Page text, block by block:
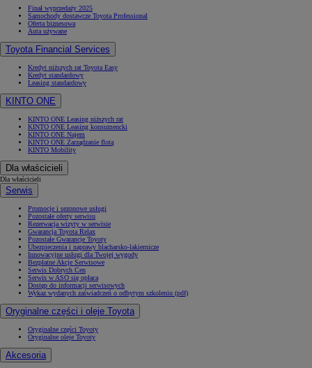
Finał wyprzedaży 2025
Samochody dostawcze Toyota Professional
Oferta biznesowa
Auta używane
Toyota Financial Services
Kredyt niższych rat Toyota Easy
Kredyt standardowy
Leasing standardowy
KINTO ONE
KINTO ONE Leasing niższych rat
KINTO ONE Leasing konsumencki
KINTO ONE Najem
KINTO ONE Zarządzanie flotą
KINTO Mobility
Dla właścicieli
Dla właścicieli
Serwis
Promocje i sezonowe usługi
Pozostałe oferty serwisu
Rezerwacja wizyty w serwisie
Gwarancja Toyota Relax
Pozostałe Gwarancje Toyoty
Ubezpieczenia i naprawy blacharsko-lakiernicze
Innowacyjne usługi dla Twojej wygody
Bezpłatne Akcje Serwisowe
Serwis Dobrych Cen
Serwis w ASO się opłaca
Dostęp do informacji serwisowych
Wykaz wydanych zaświadczeń o odbytym szkoleniu (pdf)
Oryginalne części i oleje Toyota
Oryginalne części Toyoty
Oryginalne oleje Toyoty
Akcesoria